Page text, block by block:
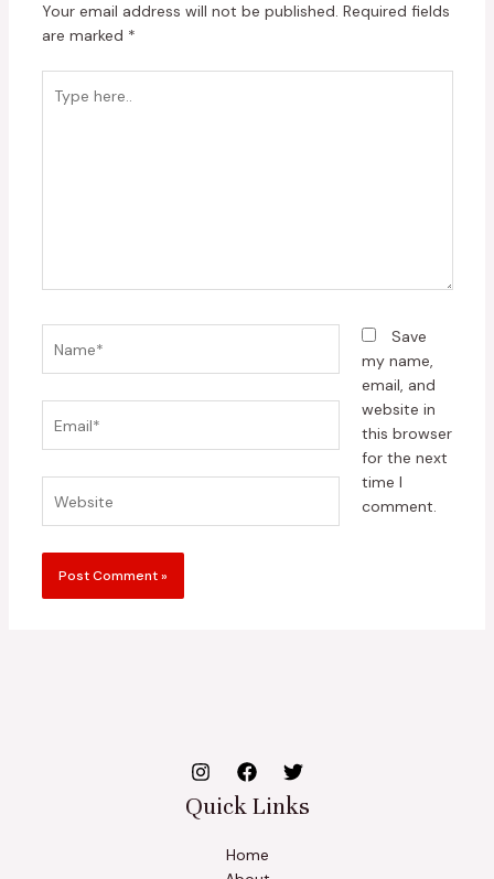
Your email address will not be published. Required fields
are marked *
here..
Save
my name,
email, and
website in
this browser
for the next
time I
comment.
Quick Links
Home